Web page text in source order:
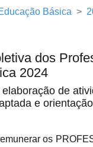
Básica
dos
2024
de
e
os